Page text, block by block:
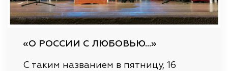
«О РОССИИ С ЛЮБОВЬЮ…»
С таким названием в пятницу, 16